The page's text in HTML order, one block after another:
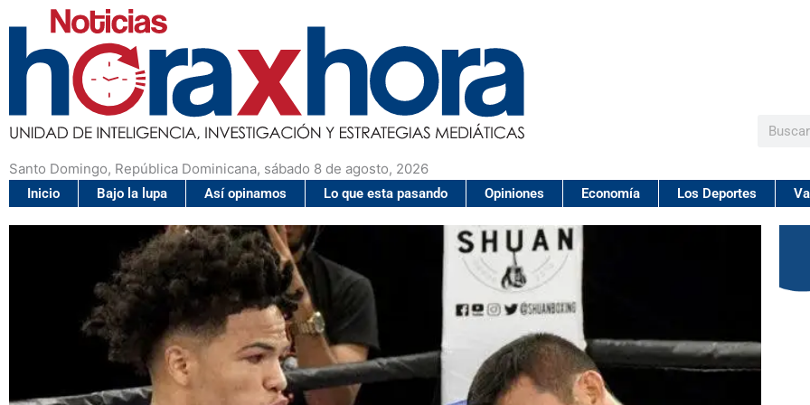
Santo Domingo, República Dominicana, sábado 8 de agosto, 2026
Buscar
Inicio Bajo la lupa Así opinamos Lo que esta pasando Opiniones Economía Los Deportes